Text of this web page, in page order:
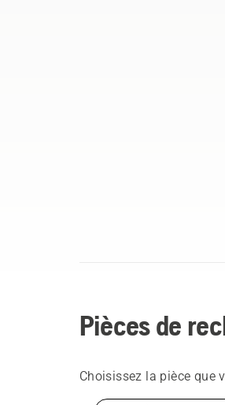
Pièces de
Choisissez la pièce que